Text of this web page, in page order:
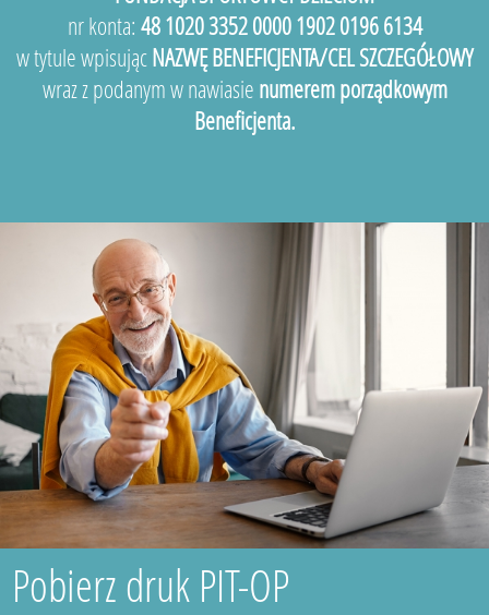
nr konta: 48 1020 3352 0000 1902 0196 6134
w tytule wpisującNAZWĘ BENEFICJENTA/CEL SZCZEGÓŁOWY
wraz z podanym w nawiasie numerem porządkowym
Beneficjenta.
Pobierz druk PIT-OP